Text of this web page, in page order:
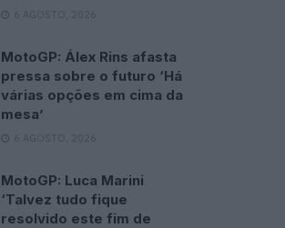
6 AGOSTO, 2026
MotoGP: Álex Rins afasta
pressa sobre o futuro ‘Há
várias opções em cima da
mesa’
6 AGOSTO, 2026
MotoGP: Luca Marini
‘Talvez tudo fique
resolvido este fim de